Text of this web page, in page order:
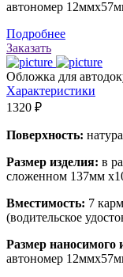
автономер
Подробнее
Заказать
Обложка для
Характеристики
1320 ₽
Поверхность:
Размер изделия: в
сложенном 137мм
Вместимость: 7
(водительское
Размер наносимого
автономер